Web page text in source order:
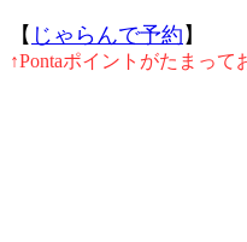
【 じゃらんで予約 】
↑Pontaポイントがたまって